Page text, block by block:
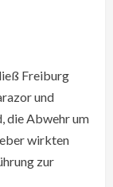
Freiburg
und
die Abwehr um
wirkten
zur